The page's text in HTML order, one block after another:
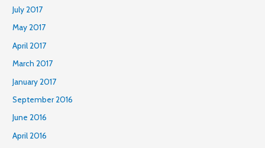
July 2017
May 2017
April 2017
March 2017
January 2017
September 2016
June 2016
April 2016